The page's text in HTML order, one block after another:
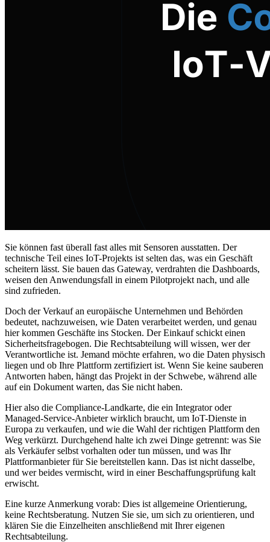
Sie können fast überall fast alles mit Sensoren ausstatten. Der
technische Teil eines IoT-Projekts ist selten das, was ein Geschäft
scheitern lässt. Sie bauen das Gateway, verdrahten die Dashboards,
weisen den Anwendungsfall in einem Pilotprojekt nach, und alle
sind zufrieden.
Doch der Verkauf an europäische Unternehmen und Behörden
bedeutet, nachzuweisen, wie Daten verarbeitet werden, und genau
hier kommen Geschäfte ins Stocken. Der Einkauf schickt einen
Sicherheitsfragebogen. Die Rechtsabteilung will wissen, wer der
Verantwortliche ist. Jemand möchte erfahren, wo die Daten physisch
liegen und ob Ihre Plattform zertifiziert ist. Wenn Sie keine sauberen
Antworten haben, hängt das Projekt in der Schwebe, während alle
auf ein Dokument warten, das Sie nicht haben.
Hier also die Compliance-Landkarte, die ein Integrator oder
Managed-Service-Anbieter wirklich braucht, um IoT-Dienste in
Europa zu verkaufen, und wie die Wahl der richtigen Plattform den
Weg verkürzt. Durchgehend halte ich zwei Dinge getrennt: was Sie
als Verkäufer selbst vorhalten oder tun müssen, und was Ihr
Plattformanbieter für Sie bereitstellen kann. Das ist nicht dasselbe,
und wer beides vermischt, wird in einer Beschaffungsprüfung kalt
erwischt.
Eine kurze Anmerkung vorab: Dies ist allgemeine Orientierung,
keine Rechtsberatung. Nutzen Sie sie, um sich zu orientieren, und
klären Sie die Einzelheiten anschließend mit Ihrer eigenen
Rechtsabteilung.